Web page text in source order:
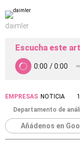
daimler
Escucha este
EMPRESAS NOTICIA
Departamento de
Añádenos en